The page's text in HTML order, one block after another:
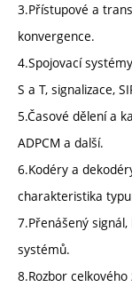
3.Přístupové a
konvergence.
4.Spojovací
S a T, signalizace,
5.Časové dělení a
ADPCM a další.
6.Kodéry a
charakteristika
7.Přenášený
systémů.
8.Rozbor